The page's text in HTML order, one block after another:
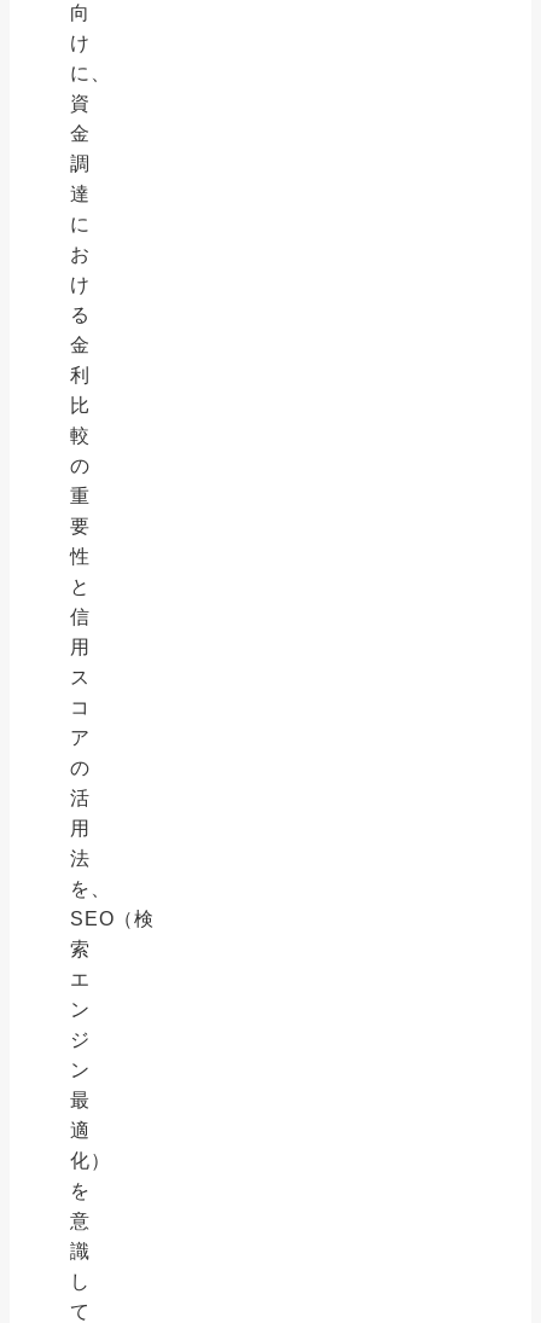
向
け
に、
資
金
調
達
に
お
け
る
金
利
比
較
の
重
要
性
と
信
用
ス
コ
ア
の
活
用
法
を、
SEO（検
索
エ
ン
ジ
ン
最
適
化）
を
意
識
し
て